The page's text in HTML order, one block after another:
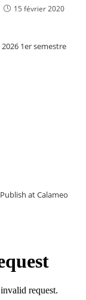
15 février 2020
2026 1er semestre
Publish at Calameo